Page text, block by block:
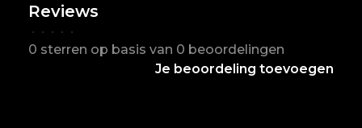
Reviews
• • • • •
0 sterren op basis van 0 beoordelingen
Je beoordeling toevoegen